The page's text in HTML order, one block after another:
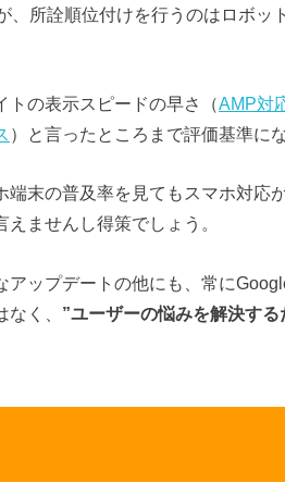
、所詮順位付けを行うのはロボッ
トの表示スピードの早さ（AMP対
）と言ったところまで評価基準に
末の普及率を見てもスマホ対応
ませんし得策でしょう。
ップデートの他にも、常に
く、 ”ユーザーの悩みを解決する